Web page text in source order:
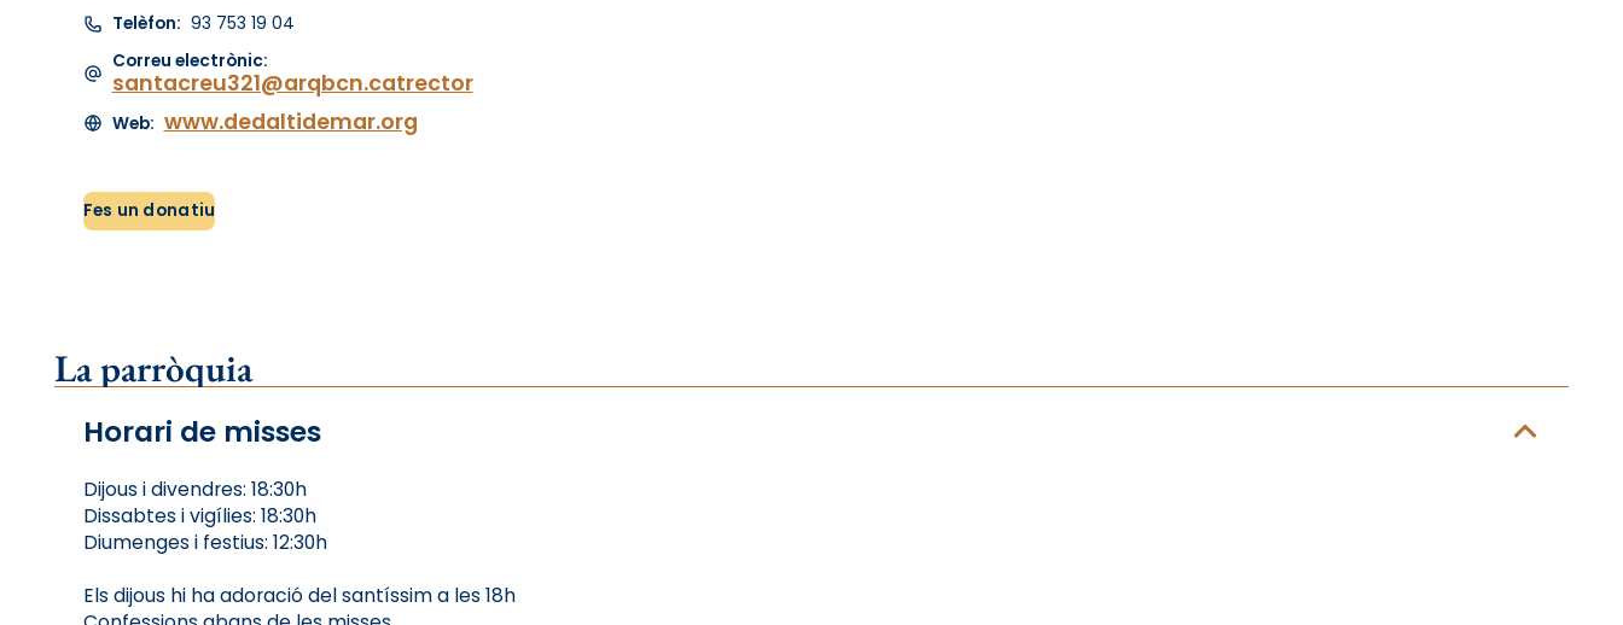
Telèfon: 93 753 19 04
Correu electrònic:
santacreu321@arqbcn.catrector
Web: www.dedaltidemar.org
Fes un donatiu
La parròquia
Horari de misses
Dijous i divendres: 18:30h
Dissabtes i vigílies: 18:30h
Diumenges i festius: 12:30h
Els dijous hi ha adoració del santíssim a les 18h